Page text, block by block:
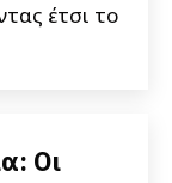
έτσι το
Οι